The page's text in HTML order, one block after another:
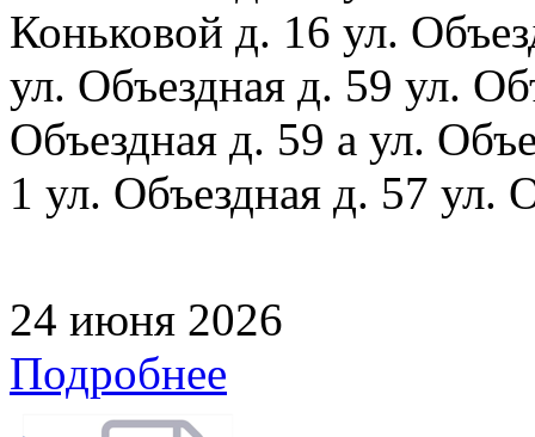
Коньковой д. 16 ул.
ул. Объездная д. 59 ул.
Объездная д. 59 а ул.
1 ул. Объездная д. 57 ул.
24 июня 2026
Подробнее